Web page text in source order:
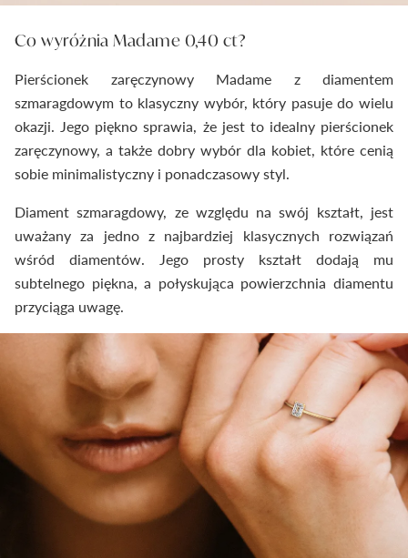
Co wyróżnia Madame 0,40 ct?
Pierścionek zaręczynowy Madame z diamentem
szmaragdowym to klasyczny wybór, który pasuje do wielu
okazji. Jego piękno sprawia, że jest to idealny pierścionek
zaręczynowy, a także dobry wybór dla kobiet, które cenią
sobie minimalistyczny i ponadczasowy styl.
Diament szmaragdowy, ze względu na swój kształt, jest
uważany za jedno z najbardziej klasycznych rozwiązań
wśród diamentów. Jego prosty kształt dodają mu
subtelnego piękna, a połyskująca powierzchnia diamentu
przyciąga uwagę.